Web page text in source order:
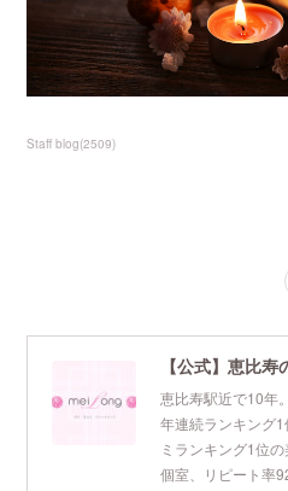
Staff blog(2509)
恵比寿駅近で10年
年連続ランキング
ミランキング1位
個室、リピート率